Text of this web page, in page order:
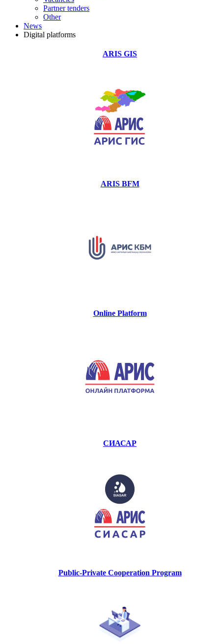
Partner tenders
Other
News
Digital platforms
ARIS GIS
ARIS BFM
Online Platform
СИАСАР
Public-Private Cooperation Program